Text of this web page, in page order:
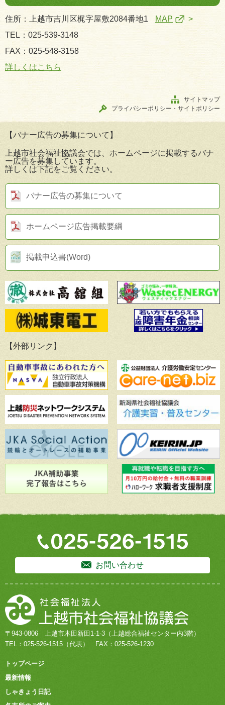
住所：上越市吉川区梶字屋敷2084番地1
MAP
TEL：025-539-3148
FAX：025-548-3158
詳しくはこちら
サイトマップ
プライバシーポリシー・サイトポリシー
【バナー広告の募集について】
上越市社会福祉協議会では、ホームページに掲載するバナ
ー広告を募集しています。
詳しくは下記をご覧ください。
バナー広告の募集について
ホームページ広告掲載要綱
掲載申込書(Word)
【外部リンク】
お問い合わせ
〒943-0806 上越市木田新田1-1-3 （上越総合福祉センター内3階）
TEL： 025-526-1515 （代表） FAX：025-526-1230
トップページ
最新情報
しゃきょう日記